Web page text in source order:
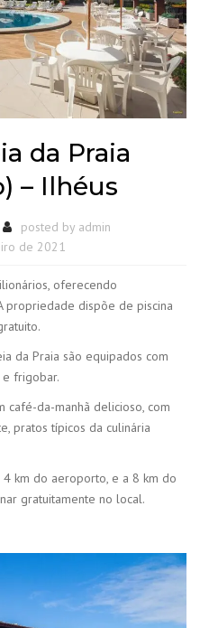
da Praia
– Ilhéus
posted by admin
de 2021
oferecendo
propriedade dispõe de piscina
da Praia são equipados com
e frigobar.
café-da-manhã delicioso, com
pratos típicos da culinária
km do aeroporto, e a 8 km do
gratuitamente no local.